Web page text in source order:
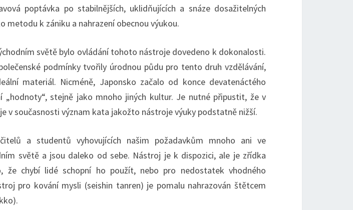
poptávka po stabilnějších, uklidňujících a snáze dosažitelných
metodu k zániku a nahrazení obecnou výukou.
světě bylo ovládání tohoto nástroje dovedeno k dokonalosti.
podmínky tvořily úrodnou půdu pro tento druh vzdělávání,
materiál. Nicméně, Japonsko začalo od konce devatenáctého
„hodnoty“, stejně jako mnoho jiných kultur. Je nutné připustit, že v
v současnosti význam kata jakožto nástroje výuky podstatně nižší.
a studentů vyhovujících našim požadavkům mnoho ani ve
světě a jsou daleko od sebe. Nástroj je k dispozici, ale je zřídka
že chybí lidé schopní ho použít, nebo pro nedostatek vhodného
pro kování mysli (seishin tanren) je pomalu nahrazován štětcem